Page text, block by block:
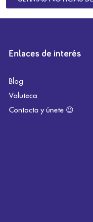
Enlaces de interés
Blog
Voluteca
Contacta y únete 😉